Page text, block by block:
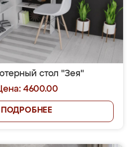
стол "Зея"
4600.00
ПОДРОБНЕЕ